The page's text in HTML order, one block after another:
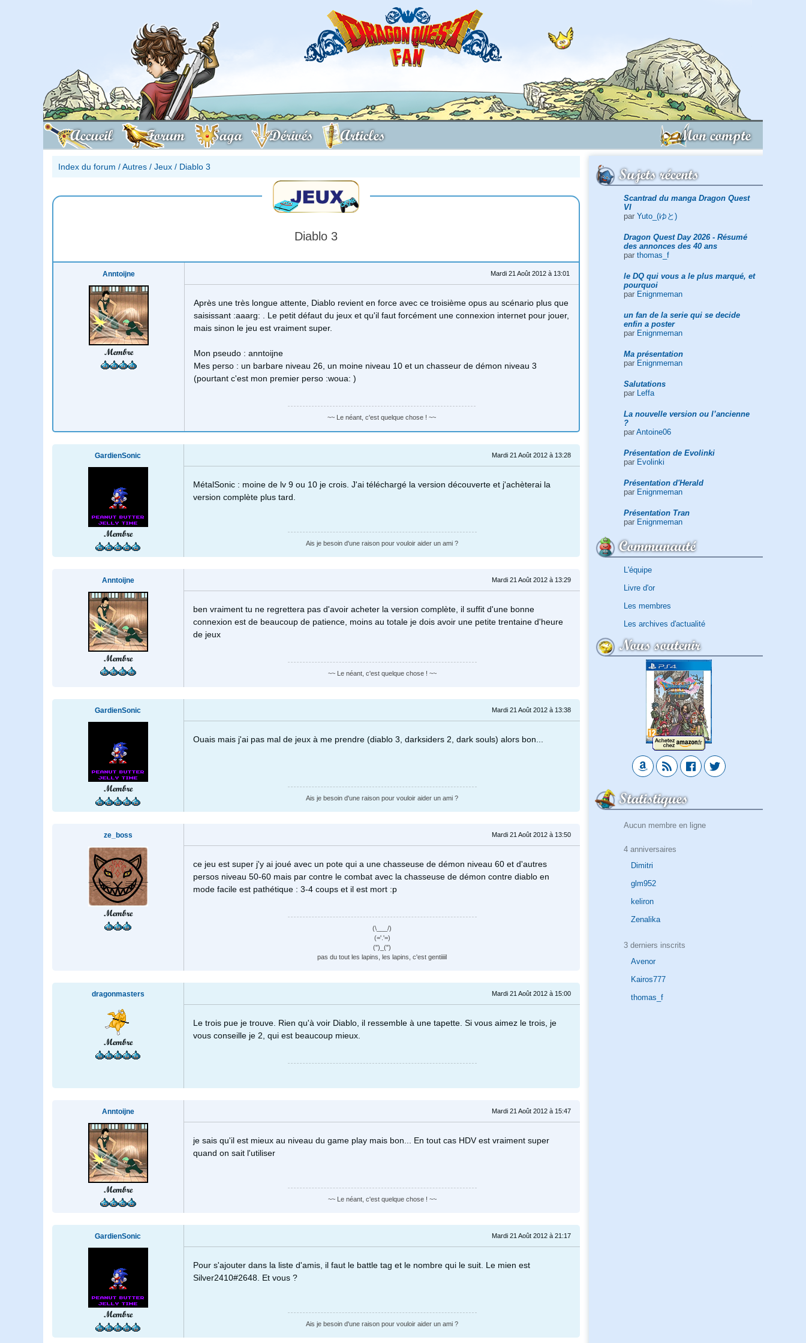
Accueil Forum Saga Dérivés Articles Mon compte
Sujets récents
Scantrad du manga Dragon Quest
VI
par Yuto_(ゆと)
Dragon Quest Day 2026 - Résumé
des annonces des 40 ans
par thomas_f
le DQ qui vous a le plus marqué, et
pourquoi
par Enignmeman
un fan de la serie qui se decide
enfin a poster
par Enignmeman
Ma présentation
par Enignmeman
Salutations
par
Leffa
La nouvelle version ou l’ancienne
?
par Antoine06
Présentation de Evolinki
par Evolinki
Présentation d'Herald
par Enignmeman
Présentation Tran
par Enignmeman
Communauté
L'équipe
Livre d'or
Les membres
Les archives d'actualité
Nous soutenir
Statistiques
Aucun membre en ligne
4 anniversaires
Dimitri
glm952
keliron
Zenalika
3 derniers inscrits
Avenor
Kairos777
thomas_f
Index du forum /Autres / Jeux / Diablo 3
Diablo 3
Anntoijne
Membre
Mardi 21 Août 2012 à 13:01
Après une très longue attente, Diablo revient en force avec ce troisième opus au scénario plus que
saisissant :aaarg: . Le petit défaut du jeux et qu'il faut forcément une connexion internet pour jouer,
mais sinon le jeu est vraiment super.
Mon pseudo : anntoijne
Mes perso : un barbare niveau 26, un moine niveau 10 et un chasseur de démon niveau 3
(pourtant c'est mon premier perso :woua: )
~~ Le néant, c'est quelque chose ! ~~
GardienSonic
Membre
Mardi 21 Août 2012 à 13:28
MétalSonic : moine de lv 9 ou 10 je crois. J'ai téléchargé la version découverte et j'achèterai la
version complète plus tard.
Ais je besoin d'une raison pour vouloir aider un ami ?
Anntoijne
Membre
Mardi 21 Août 2012 à 13:29
ben vraiment tu ne regrettera pas d'avoir acheter la version complète, il suffit d'une bonne
connexion est de beaucoup de patience, moins au totale je dois avoir une petite trentaine d'heure
de jeux
~~ Le néant, c'est quelque chose ! ~~
GardienSonic
Membre
Mardi 21 Août 2012 à 13:38
Ouais mais j'ai pas mal de jeux à me prendre (diablo 3, darksiders 2, dark souls) alors bon...
Ais je besoin d'une raison pour vouloir aider un ami ?
ze_boss
Membre
Mardi 21 Août 2012 à 13:50
ce jeu est super j'y ai joué avec un pote qui a une chasseuse de démon niveau 60 et d'autres
persos niveau 50-60 mais par contre le combat avec la chasseuse de démon contre diablo en
mode facile est pathétique : 3-4 coups et il est mort :p
(\___/)
(='.'=)
(")_(")
pas du tout les lapins, les lapins, c'est gentiiiil
dragonmasters
Membre
Mardi 21 Août 2012 à 15:00
Le trois pue je trouve. Rien qu'à voir Diablo, il ressemble à une tapette. Si vous aimez le trois, je
vous conseille je 2, qui est beaucoup mieux.
Anntoijne
Membre
Mardi 21 Août 2012 à 15:47
je sais qu'il est mieux au niveau du game play mais bon... En tout cas HDV est vraiment super
quand on sait l'utiliser
~~ Le néant, c'est quelque chose ! ~~
GardienSonic
Membre
Mardi 21 Août 2012 à 21:17
Pour s'ajouter dans la liste d'amis, il faut le battle tag et le nombre qui le suit. Le mien est
Silver2410#2648. Et vous ?
Ais je besoin d'une raison pour vouloir aider un ami ?